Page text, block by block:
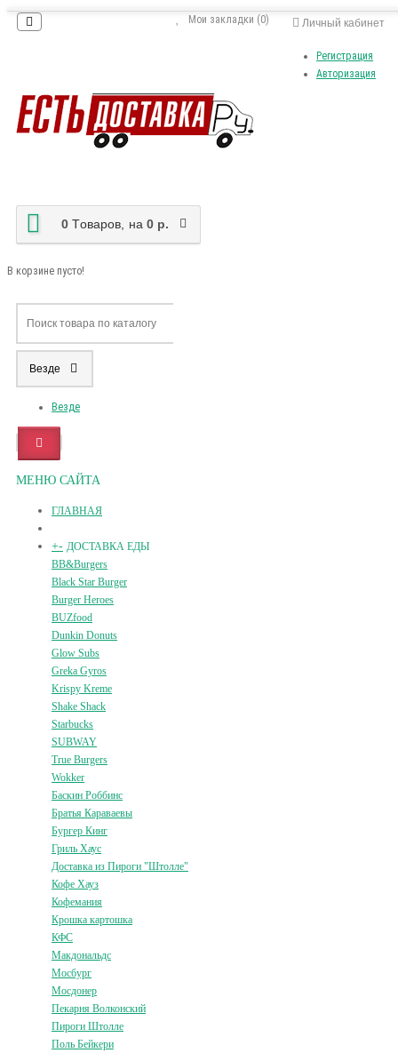
Личный кабинет
Регистрация
Авторизация
Мои закладки (0)
0 Tоваров, на 0 р.
В корзине пусто!
Везде
Везде
МЕНЮ САЙТА
ГЛАВНАЯ
+- ДОСТАВКА ЕДЫ
BB&Burgers
Black Star Burger
Burger Heroes
BUZfood
Dunkin Donuts
Glow Subs
Greka Gyros
Krispy Kreme
Shake Shack
Starbucks
SUBWAY
True Burgers
Wokker
Баскин Роббинс
Братья Караваевы
Бургер Кинг
Гриль Хаус
Доставка из Пироги "Штолле"
Кофе Хауз
Кофемания
Крошка картошка
КФС
Макдональдс
Мосбург
Мосдонер
Пекарня Волконский
Пироги Штолле
Поль Бейкери